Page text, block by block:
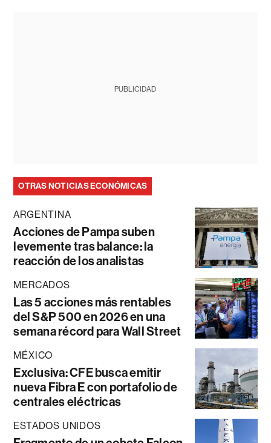
PUBLICIDAD
OTRAS NOTICIAS ECONÓMICAS
ARGENTINA
Acciones de Pampa suben
levemente tras balance: la
reacción de los analistas
MERCADOS
Las 5 acciones más rentables
del S&P 500 en 2026 en una
semana récord para Wall Street
MÉXICO
Exclusiva: CFE busca emitir
nueva Fibra E con portafolio de
centrales eléctricas
ESTADOS UNIDOS